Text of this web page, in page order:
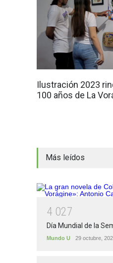
Ilustración 2023
100 años de La
Más leídos
4 027
Día Mundial de la
Mundo U 29 octubre,